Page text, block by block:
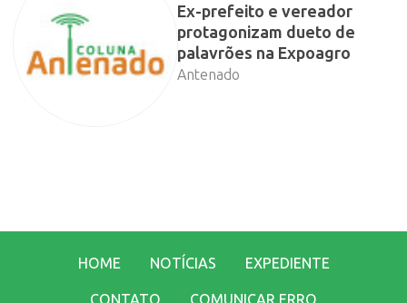
Ex-prefeito e vereador
protagonizam dueto de
palavrões na Expoagro
Antenado
HOME NOTÍCIAS EXPEDIENTE